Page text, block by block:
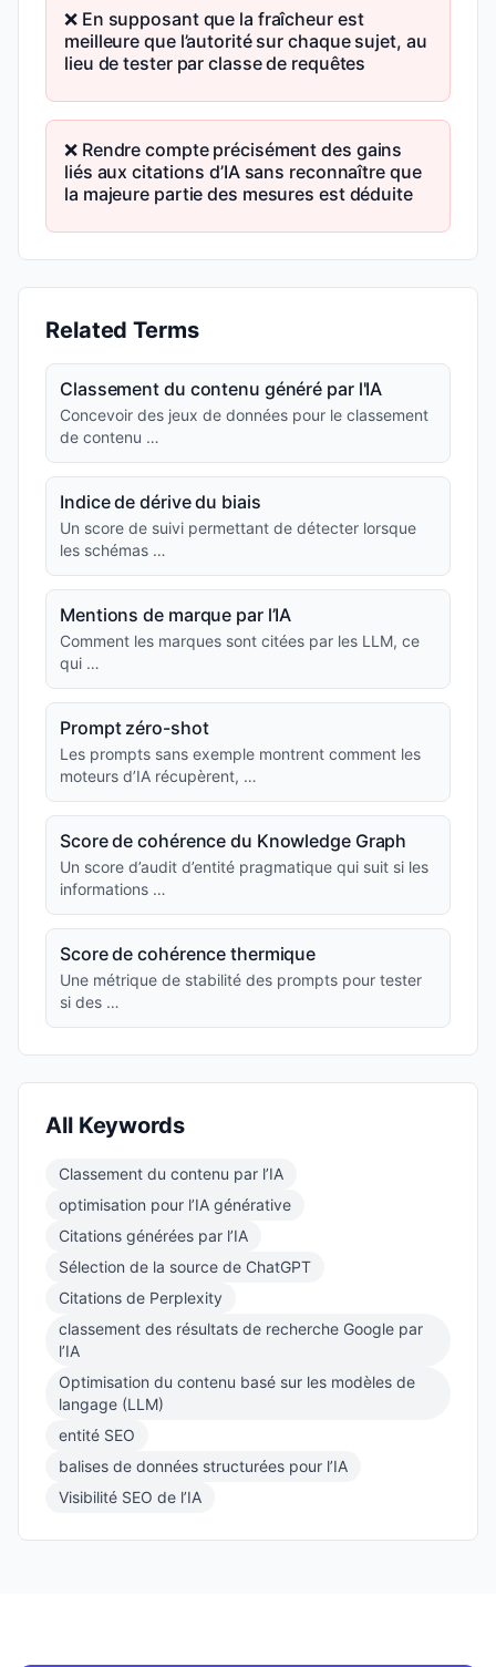
❌ En supposant que la fraîcheur est
meilleure que l’autorité sur chaque sujet, au
lieu de tester par classe de requêtes
❌ Rendre compte précisément des gains
liés aux citations d’IA sans reconnaître que
la majeure partie des mesures est déduite
Related Terms
Classement du contenu généré par l'IA
Concevoir des jeux de données pour le classement
de contenu …
Indice de dérive du biais
Un score de suivi permettant de détecter lorsque
les schémas …
Mentions de marque par l’IA
Comment les marques sont citées par les LLM, ce
qui …
Prompt zéro-shot
Les prompts sans exemple montrent comment les
moteurs d’IA récupèrent, …
Score de cohérence du Knowledge Graph
Un score d’audit d’entité pragmatique qui suit si les
informations …
Score de cohérence thermique
Une métrique de stabilité des prompts pour tester
si des …
All Keywords
Classement du contenu par l’IA
optimisation pour l’IA générative
Citations générées par l’IA
Sélection de la source de ChatGPT
Citations de Perplexity
classement des résultats de recherche Google par
l’IA
Optimisation du contenu basé sur les modèles de
langage (LLM)
entité SEO
balises de données structurées pour l’IA
Visibilité SEO de l’IA